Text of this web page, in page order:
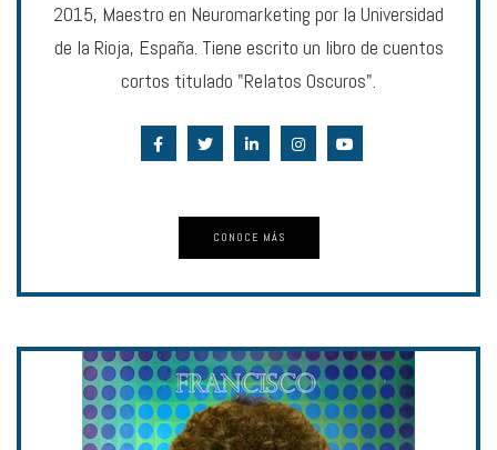
2015, Maestro en Neuromarketing por la Universidad
de la Rioja, España. Tiene escrito un libro de cuentos
cortos titulado "Relatos Oscuros".
CONOCE MÁS